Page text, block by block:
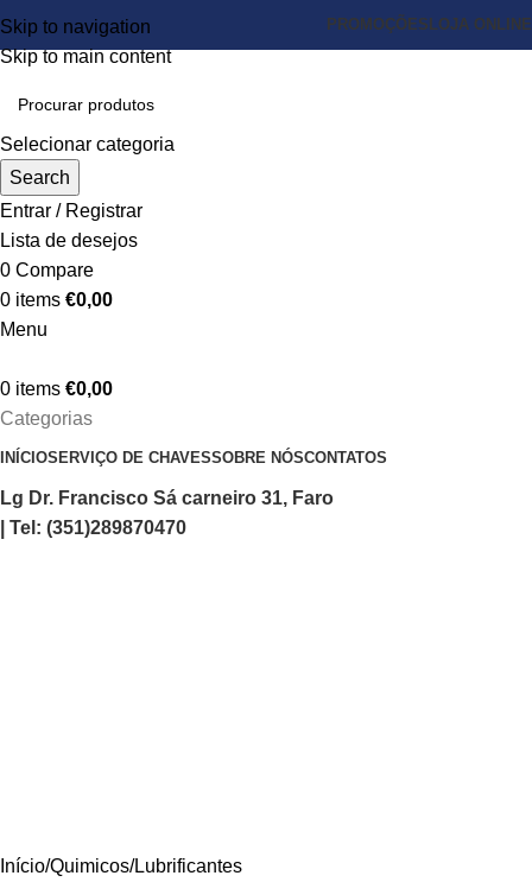
Skip to navigation
Skip to main content
PROMOÇÕES LOJA ONLINE
Selecionar categoria
Search
Entrar / Registrar
Lista de desejos
0 Compare
0 items €0,00
Menu
0 items €0,00
Categorias
INÍCIOSERVIÇO DE CHAVESSOBRE NÓSCONTATOS
Lg Dr. Francisco Sá carneiro 31, Faro
| Tel: (351)289870470
Início Quimicos Lubrificantes